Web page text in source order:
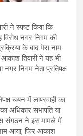
ने स्पष्ट किया कि
नगर निगम की
के बाद मेरा नाम
तिवारी ने यह भी
नगर निगम नेता प्रतिपक्ष
चयन में लापरवाही का
अधिकार सभापति या
संगठन ने इस मामले में
आया, फिर आकाश